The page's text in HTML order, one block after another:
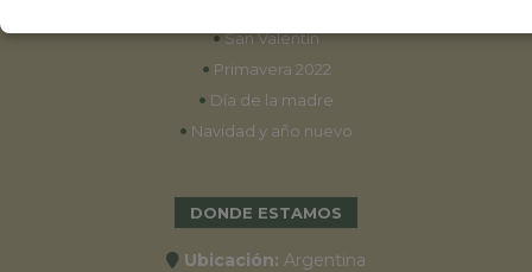
•San Valentín
• Primavera 2022
• Día de la madre
• Navidad y año nuevo
DONDE ESTAMOS
Ubicación: Argentina